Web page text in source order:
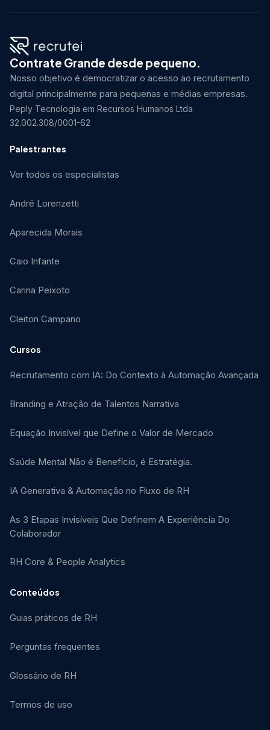
Contrate Grande desde pequeno.
Nosso objetivo é democratizar o acesso ao recrutamento
digital principalmente para pequenas e médias empresas.
Peply Tecnologia em Recursos Humanos Ltda
32.002.308/0001-62
Palestrantes
Ver todos os especialistas
André Lorenzetti
Aparecida Morais
Caio Infante
Carina Peixoto
Cleiton Campano
Cursos
Recrutamento com IA: Do Contexto à Automação Avançada
Branding e Atração de Talentos Narrativa
Equação Invisível que Define o Valor de Mercado
Saúde Mental Não é Benefício, é Estratégia.
IA Generativa & Automação no Fluxo de RH
As 3 Etapas Invisíveis Que Definem A Experiência Do
Colaborador
RH Core & People Analytics
Conteúdos
Guias práticos de RH
Perguntas frequentes
Glossário de RH
Termos de uso